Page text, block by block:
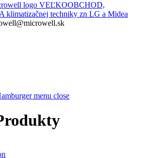
VEĽKOOBCHOD,
techniky zn LG a Midea